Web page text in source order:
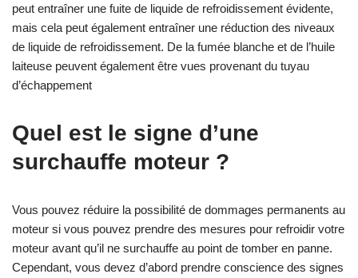
peut entraîner une fuite de liquide de refroidissement évidente,
mais cela peut également entraîner une réduction des niveaux
de liquide de refroidissement. De la fumée blanche et de l’huile
laiteuse peuvent également être vues provenant du tuyau
d’échappement
Quel est le signe d’une
surchauffe moteur ?
Vous pouvez réduire la possibilité de dommages permanents au
moteur si vous pouvez prendre des mesures pour refroidir votre
moteur avant qu’il ne surchauffe au point de tomber en panne.
Cependant, vous devez d’abord prendre conscience des signes